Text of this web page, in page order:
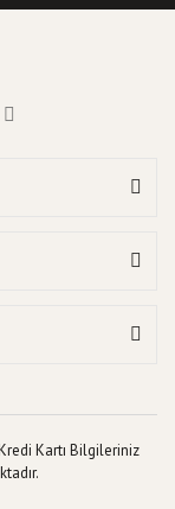
Kartı Bilgileriniz